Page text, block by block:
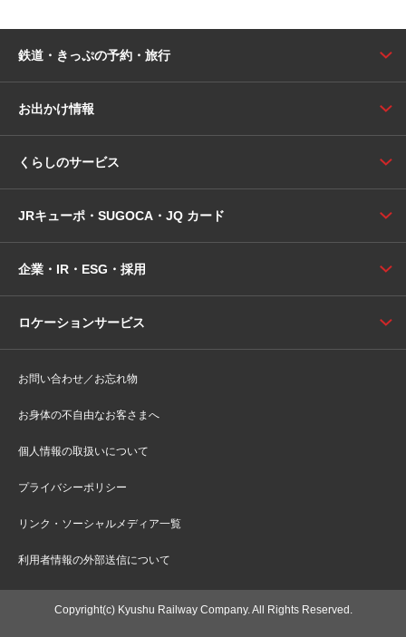
鉄道・きっぷの予約・旅行
お出かけ情報
くらしのサービス
JRキューポ・SUGOCA・JQ カード
企業・IR・ESG・採用
ロケーションサービス
お問い合わせ／お忘れ物
お身体の不自由なお客さまへ
個人情報の取扱いについて
プライバシーポリシー
リンク・ソーシャルメディア一覧
利用者情報の外部送信について
Copyright(c) Kyushu Railway Company. All Rights Reserved.